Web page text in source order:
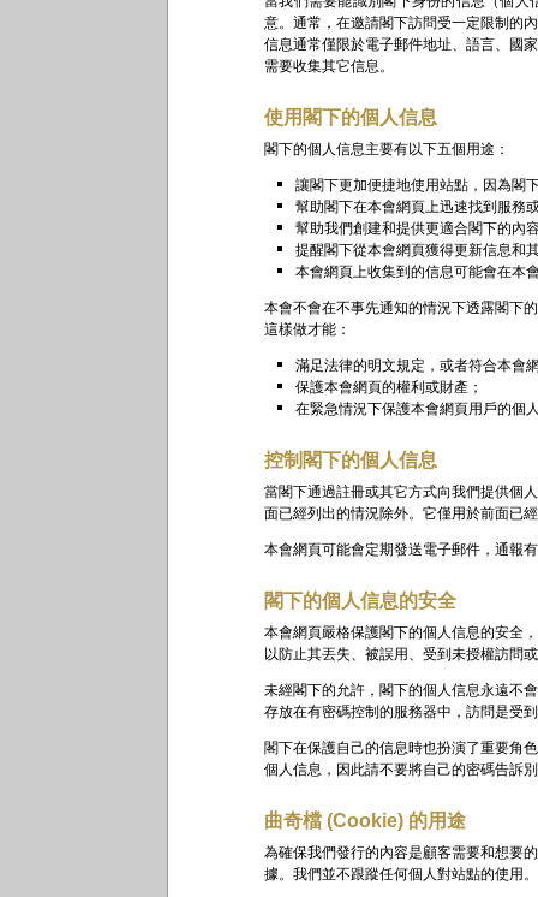
意。通常，在邀請閣下訪問受一定限制的
信息通常僅限於電子郵件地址、語言、國
需要收集其它信息。
使用閣下的個人信息
閣下的個人信息主要有以下五個用途：
讓閣下更加便捷地使用站點，因為閣
幫助閣下在本會網頁上迅速找到服務
幫助我們創建和提供更適合閣下的內
提醒閣下從本會網頁獲得更新信息和
本會網頁上收集到的信息可能會在本
本會不會在不事先通知的情況下透露閣下
這樣做才能：
滿足法律的明文規定，或者符合本會
保護本會網頁的權利或財產；
在緊急情況下保護本會網頁用戶的個
控制閣下的個人信息
當閣下通過註冊或其它方式向我們提供個
面已經列出的情況除外。它僅用於前面已
本會網頁可能會定期發送電子郵件，通報
閣下的個人信息的安全
本會網頁嚴格保護閣下的個人信息的安全
以防止其丟失、被誤用、受到未授權訪問
未經閣下的允許，閣下的個人信息永遠不
存放在有密碼控制的服務器中，訪問是受
閣下在保護自己的信息時也扮演了重要角
個人信息，因此請不要將自己的密碼告訴
曲奇檔 (Cookie) 的用途
為確保我們發行的內容是顧客需要和想要
據。我們並不跟蹤任何個人對站點的使用。